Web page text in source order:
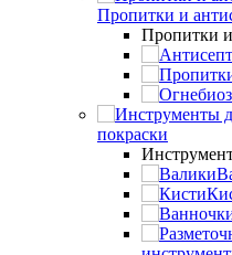
Пропитки и
Пропитки и
покраски